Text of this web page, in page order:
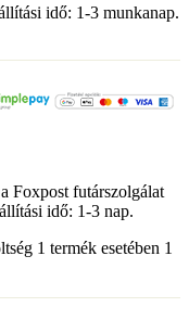
idő: 1-3 munkanap.
Foxpost futárszolgálat
idő: 1-3 nap.
1 termék esetében 1